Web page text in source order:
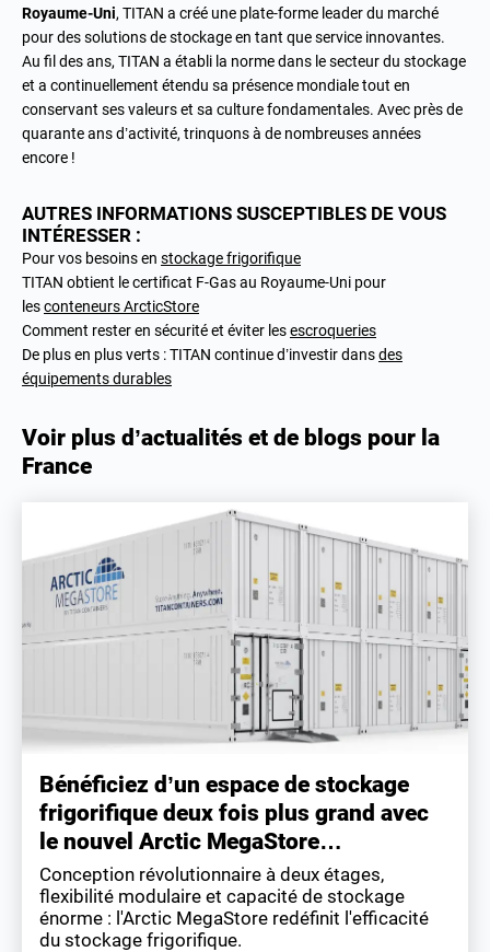
Royaume-Uni, TITAN a créé une plate-forme leader du marché
pour des solutions de stockage en tant que service innovantes.
Au fil des ans, TITAN a établi la norme dans le secteur du stockage
et a continuellement étendu sa présence mondiale tout en
conservant ses valeurs et sa culture fondamentales. Avec près de
quarante ans d’activité, trinquons à de nombreuses années
encore !
AUTRES INFORMATIONS SUSCEPTIBLES DE VOUS
INTÉRESSER :
Pour vos besoins en stockage frigorifique
TITAN obtient le certificat F-Gas au Royaume-Uni pour
lesconteneurs ArcticStore
Comment rester en sécurité et éviter lesescroqueries
De plus en plus verts : TITAN continue d’investir dansdes
équipements durables
Voir plus d’actualités et de blogs pour la
France
Bénéficiez d’un espace de stockage
frigorifique deux fois plus grand avec
le nouvel Arctic MegaStore…
Conception révolutionnaire à deux étages,
flexibilité modulaire et capacité de stockage
énorme : l'Arctic MegaStore redéfinit l'efficacité
du stockage frigorifique.